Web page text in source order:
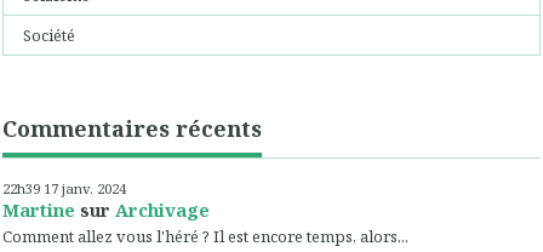
Société
Commentaires récents
22h39 17 janv. 2024
Martine sur Archivage
Comment allez vous l'héré ? Il est encore temps, alors...